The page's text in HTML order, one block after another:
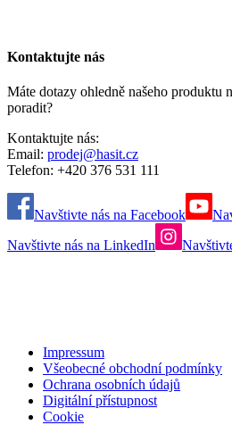
Kontaktujte nás
Máte dotazy ohledně našeho produktu
poradit?
Kontaktujte nás:
Email: prodej@hasit.cz
Telefon: +420 376 531 111
Navštivte nás na Facebook
Navštivte nás na LinkedIn
Impressum
Všeobecné obchodní podmínky
Ochrana osobních údajů
Digitální přístupnost
Cookie